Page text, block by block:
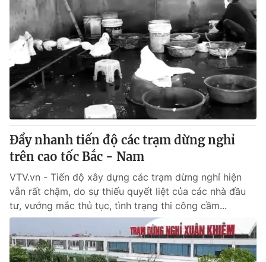
Đẩy nhanh tiến độ các trạm dừng nghỉ
trên cao tốc Bắc - Nam
VTV.vn - Tiến độ xây dựng các trạm dừng nghỉ hiện
vẫn rất chậm, do sự thiếu quyết liệt của các nhà đầu
tư, vướng mắc thủ tục, tình trạng thi công cầm...